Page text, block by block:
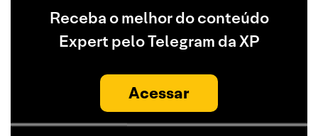
Receba o melhor do conteúdo
Expert pelo Telegram da XP
Acessar